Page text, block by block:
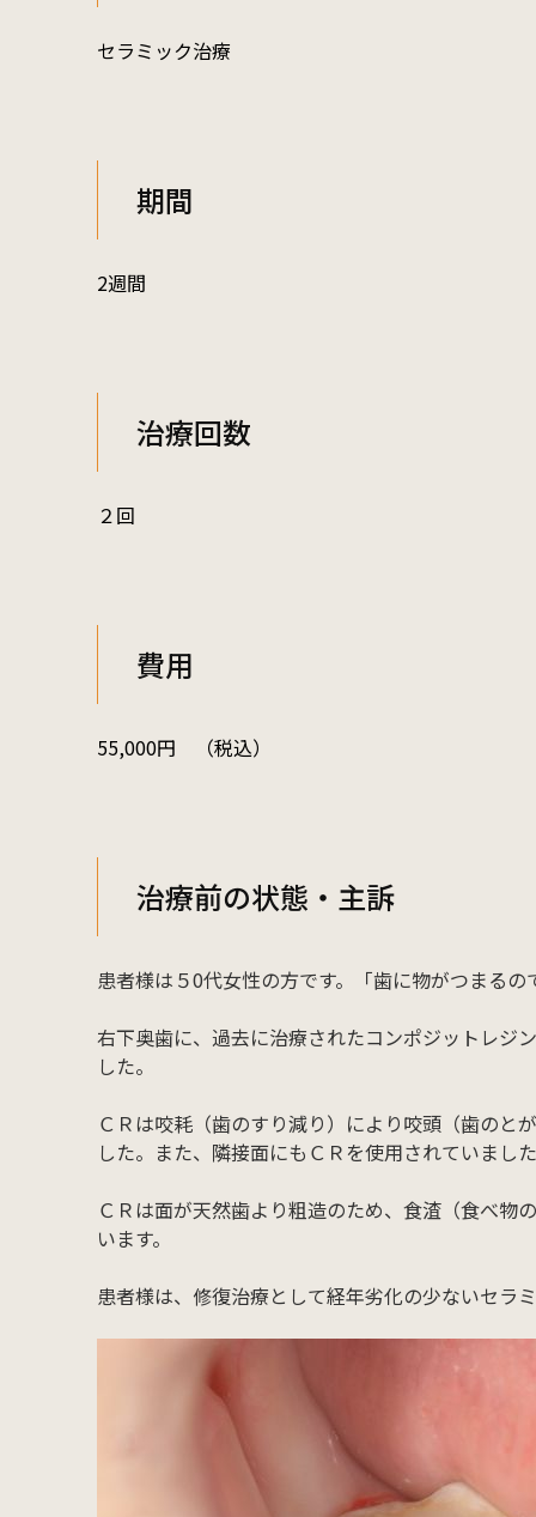
セラミック治療
期間
2週間
治療回数
２回
費用
55,000円 （税込）
治療前の状態・主訴
患者様は５0代女性の方です。「歯に物がつまる
右下奥歯に、過去に治療されたコンポジットレジ
した。
ＣＲは咬耗（歯のすり減り）により咬頭（歯のと
した。また、隣接面にもＣＲを使用されていまし
ＣＲは面が天然歯より粗造のため、食渣（食べ物
います。
患者様は、修復治療として経年劣化の少ないセラ